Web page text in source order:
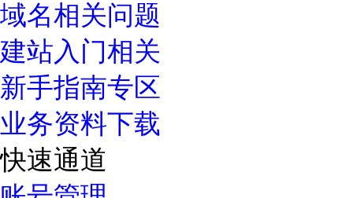
域名相关问题
建站入门相关
新手指南专区
业务资料下载
快速通道